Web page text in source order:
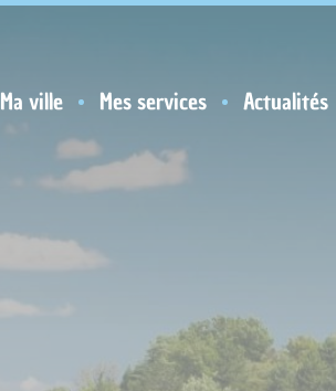
Ma ville Mes services Actualités